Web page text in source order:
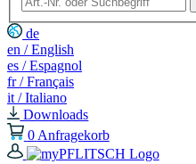
de
en / English
es / Espagnol
fr / Français
it / Italiano
Downloads
0 Anfragekorb